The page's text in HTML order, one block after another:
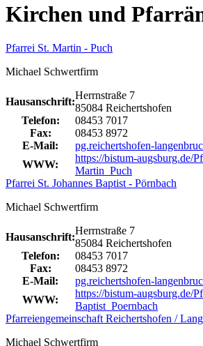
Kirchen und
Pfarrei St. Martin - Puch
Michael Schwertfirm
Hausanschrift:
Herrnstraße 7
85084 Reichertshofen
Telefon:
08453 7017
Fax:
08453 8972
E-Mail:
pg.reichertshofen-
WWW:
https://bistum-augsburg.de/
Martin_Puch
Pfarrei St. Johannes Baptist - Pörnbach
Michael Schwertfirm
Hausanschrift:
Herrnstraße 7
85084 Reichertshofen
Telefon:
08453 7017
Fax:
08453 8972
E-Mail:
pg.reichertshofen-
WWW:
https://bistum-augsburg.de/
Baptist_Poernbach
Pfarreiengemeinschaft Reichertshofen /
Michael Schwertfirm